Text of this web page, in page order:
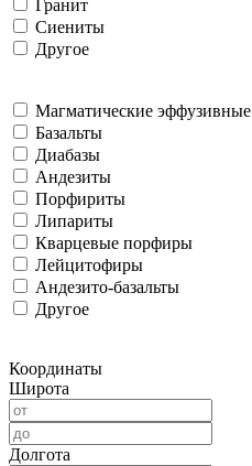
Гранит
Сиениты
Другое
Магматические эффузивные
Базальты
Диабазы
Андезиты
Порфириты
Липариты
Кварцевые порфиры
Лейцитофиры
Андезито-базальты
Другое
Координаты
Широта
Долгота